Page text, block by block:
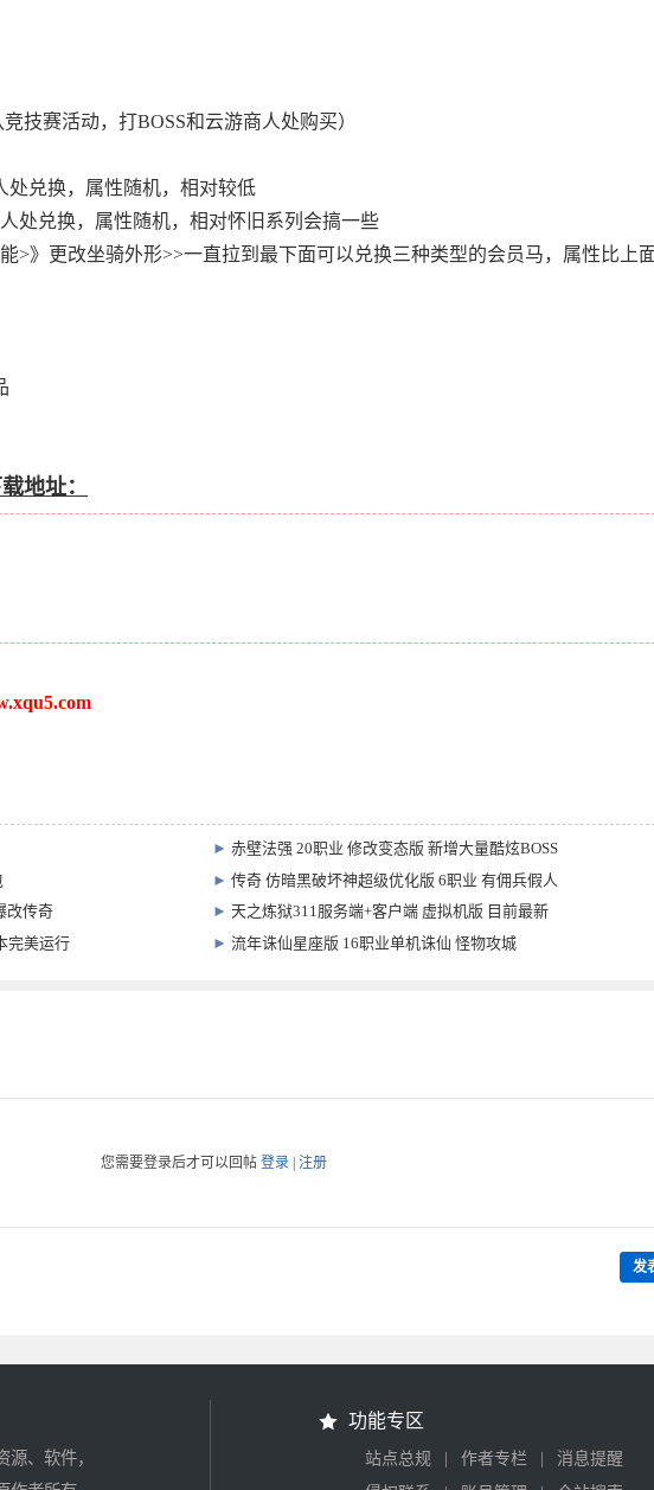
技赛活动，打BOSS和云游商人处购买）
处兑换，属性随机，相对较低
处兑换，属性随机，相对怀旧系列会搞一些
>》更改坐骑外形>>一直拉到最下面可以兑换三种类型的会员马，属性比上
地址：
►赤壁法强 20职业 修改变态版 新增大量酷炫BOSS
►传奇 仿暗黑破坏神超级优化版 6职业 有佣兵假人
改传奇 ►天之炼狱311服务端+客户端 虚拟机版 目前最新
完美运行 ►流年诛仙星座版 16职业单机诛仙 怪物攻城
您需要登录后才可以回帖 登录 注册
发
、软件，
功能专区
站点总规 | 作者专栏 |
消息提醒